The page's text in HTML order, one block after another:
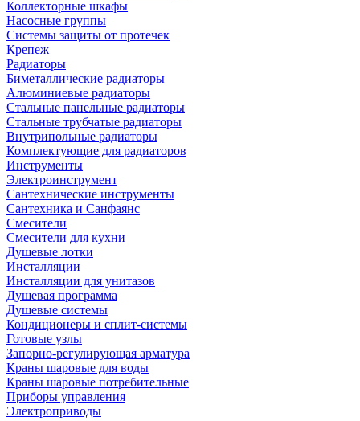
Коллекторные шкафы
Насосные группы
Системы защиты от протечек
Крепеж
Радиаторы
Биметаллические радиаторы
Алюминиевые радиаторы
Стальные панельные радиаторы
Стальные трубчатые радиаторы
Внутрипольные радиаторы
Комплектующие для радиаторов
Инструменты
Электроинструмент
Сантехнические инструменты
Сантехника и Санфаянс
Смесители
Смесители для кухни
Душевые лотки
Инсталляции
Инсталляции для унитазов
Душевая программа
Душевые системы
Кондиционеры и сплит-системы
Готовые узлы
Запорно-регулирующая арматура
Краны шаровые для воды
Краны шаровые потребительные
Приборы управления
Электроприводы